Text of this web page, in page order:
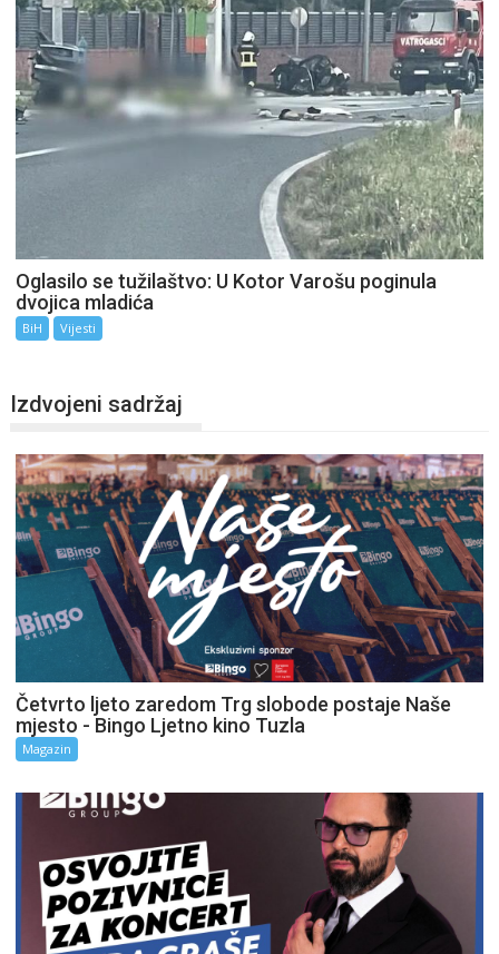
Oglasilo se tužilaštvo: U Kotor Varošu poginula
dvojica mladića
BiH Vijesti
Izdvojeni sadržaj
Četvrto ljeto zaredom Trg slobode postaje Naše
mjesto - Bingo Ljetno kino Tuzla
Magazin